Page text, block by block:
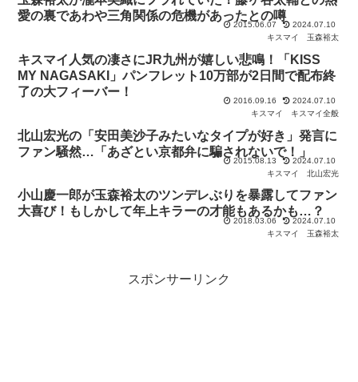
愛の裏であわや三角関係の危機があったとの噂
2015.06.07
2024.07.10
キスマイ
玉森裕太
キスマイ人気の凄さにJR九州が嬉しい悲鳴！「KISS
MY NAGASAKI」パンフレット10万部が2日間で配布終
了の大フィーバー！
2016.09.16
2024.07.10
キスマイ
キスマイ全般
北山宏光の「安田美沙子みたいなタイプが好き」発言に
ファン騒然…「あざとい京都弁に騙されないで！」
2015.08.13
2024.07.10
キスマイ
北山宏光
小山慶一郎が玉森裕太のツンデレぶりを暴露してファン
大喜び！もしかして年上キラーの才能もあるかも…？
2018.03.06
2024.07.10
キスマイ
玉森裕太
スポンサーリンク